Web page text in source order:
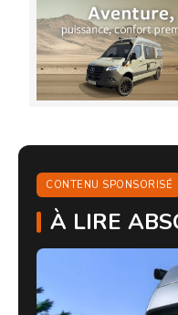
CONTENU SPONSORISÉ
À LIRE